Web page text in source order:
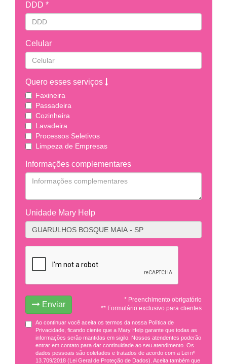
DDD *
Celular
Quero esses serviços
Faxineira
Passadeira
Cozinheira
Lavadeira
Processos Seletivos
Limpeza de Empresas
Informações complementares
Unidade Mary Help
Enviar
* Preenchimento obrigatório
** Formulário exclusivo para clientes
Ao continuar você aceita os termos da nossa Política de
Privacidade, ficando ciente que a Mary Help garante que todas as
informações serão mantidas em sigilo. Nossos atendentes poderão
entrar em contato para dar continuidade ao seu atendimento. Os
dados pessoais são coletados e tratados de acordo com a Lei nº
13.709/2018 (Lei Geral de Proteção de Dados). Aceita também que